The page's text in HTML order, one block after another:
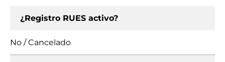
¿Registro RUES activo?
No / Cancelado